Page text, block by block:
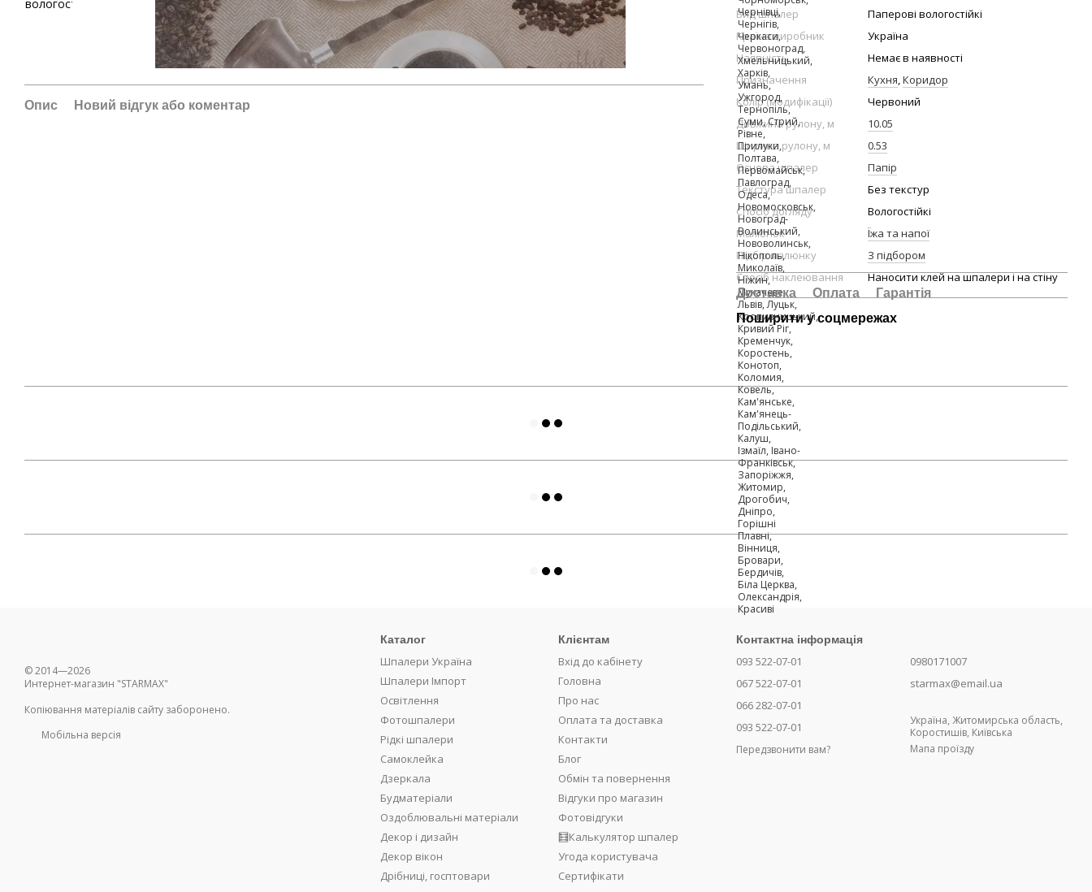
Опис Новий відгук або коментар
Вид шпалер
Паперові вологостійкі
Країна виробник
Україна
Наявність
Немає в наявності
Призначення
Кухня,Коридор
Колір (модифікації)
Червоний
Довжина рулону, м
10.05
Ширина рулону, м
0.53
Основа шпалер
Папір
Текстура шпалер
Без текстур
Спосіб догляду
Вологостійкі
Малюнок
Їжа та напої
Підбір малюнку
З підбором
Спосіб наклеювання
Наносити клей на шпалери і на стіну
Доставка Оплата
Гарантія
Поширити у соцмережах
© 2014—2026
Интернет-магазин "STARMAX"
Копіювання матеріалів сайту заборонено.
Мобільна версія
Каталог
Шпалери Україна
Шпалери Імпорт
Освітлення
Фотошпалери
Рідкі шпалери
Самоклейка
Дзеркала
Будматеріали
Оздоблювальні матеріали
Декор і дизайн
Декор вікон
Дрібниці, госптовари
Клієнтам
Вхід до кабінету
Головна
Про нас
Оплата та доставка
Контакти
Блог
Обмін та повернення
Відгуки про магазин
Фотовідгуки
🧮Калькулятор шпалер
Угода користувача
Сертифікати
Контактна інформація
093 522-07-01
067 522-07-01
066 282-07-01
093 522-07-01
Передзвонити вам?
0980171007
starmax@email.ua
Україна, Житомирська область,
Коростишів, Київська
Мапа проїзду